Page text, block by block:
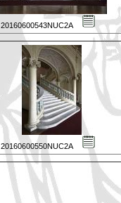
20160600543NUC2A
20160600550NUC2A